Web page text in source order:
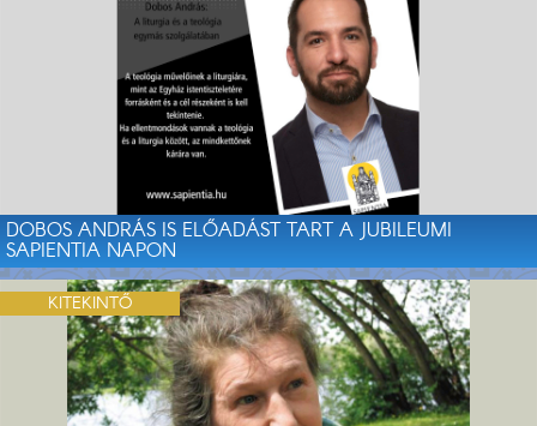
DOBOS ANDRÁS IS ELŐADÁST TART A JUBILEUMI
SAPIENTIA NAPON
KITEKINTŐ